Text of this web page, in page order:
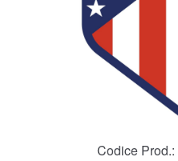
Codice Prod.: